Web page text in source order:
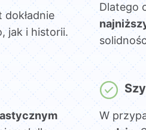
jak i historii.
Dlatego
W